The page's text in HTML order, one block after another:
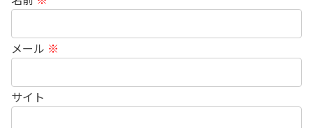
メール ※
サイト